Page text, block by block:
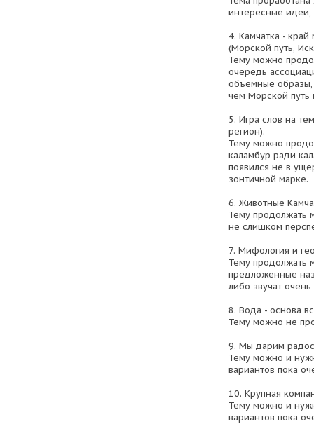
интересные
4. Камчатка -
(Морской путь,
Тему можно
очередь
объемные образы,
чем Морской путь
5. Игра слов на
регион).
Тему можно
каламбур ради
появился не в
зонтичной марке.
6. Животные
Тему продолжать
не слишком
7. Мифология и
Тему продолжать
предложенные
либо звучат
8. Вода - основа
Тему можно не
9. Мы дарим
Тему можно и
вариантов пока
10. Крупная
Тему можно и
вариантов пока